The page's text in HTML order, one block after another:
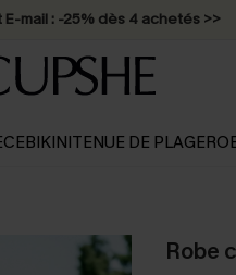
mail : -25% dès 4 achetés >>
BIKINITENUE DE PLAGE
Robe